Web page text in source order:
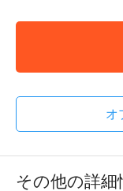
オ
その他の詳細